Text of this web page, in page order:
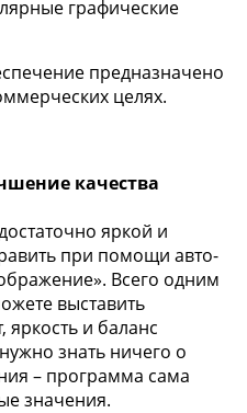
графические
предназначено
целях.
качества
яркой и
при помощи авто-
Всего одним
выставить
яркость и баланс
знать ничего о
– программа сама
значения.